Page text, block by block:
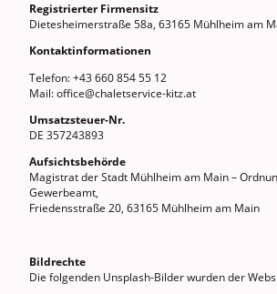
Registrierter Firmensitz
Dietesheimerstraße 58a, 63165 Mühlheim am
Kontaktinformationen
Telefon: +43 660 854 55 12
Mail: office@chaletservice-kitz.at
Umsatzsteuer-Nr.
DE 357243893
Aufsichtsbehörde
Magistrat der Stadt Mühlheim am Main –
Gewerbeamt,
Friedensstraße 20, 63165 Mühlheim am Main
Bildrechte
Die folgenden Unsplash-Bilder wurden der